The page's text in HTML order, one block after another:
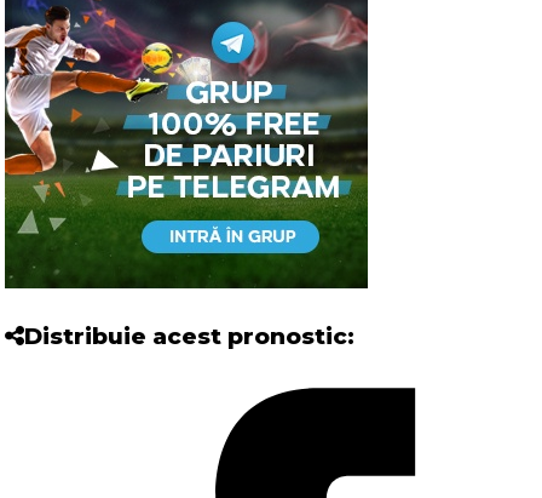
Distribuie acest pronostic: